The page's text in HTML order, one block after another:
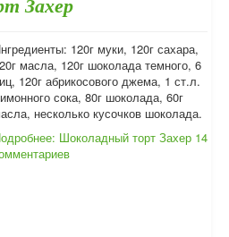
120г муки, 120г сахара,
масла, 120г шоколада темного, 6
120г абрикосового джема, 1 ст.л.
сока, 80г шоколада, 60г
несколько кусочков шоколада.
Шоколадный торт Захер 14